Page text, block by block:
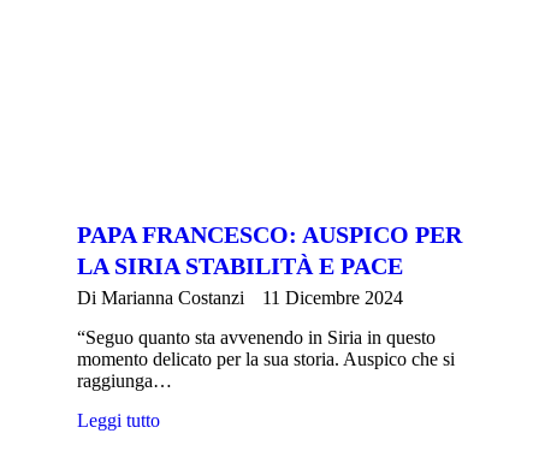
PAPA FRANCESCO: AUSPICO PER
LA SIRIA STABILITÀ E PACE
Di Marianna Costanzi
11 Dicembre 2024
“Seguo quanto sta avvenendo in Siria in questo
momento delicato per la sua storia. Auspico che si
raggiunga…
Leggi tutto